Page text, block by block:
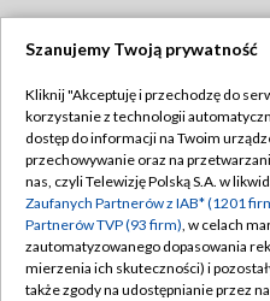
Abonament TVP
Emisja w TVP
Centrum informacji TVP
Naziemna Telewizja
Polityka
Szanujemy Twoją prywatność
Kliknij "Akceptuję i przechodzę do
korzystanie z technologii
dostęp do informacji na Twoim
przechowywanie oraz na
nas, czyli Telewizję Polską S.A. w
Zaufanych Partnerów z IAB* (1201
Partnerów TVP (93 firm), w celach
zautomatyzowanego dopasowania
mierzenia ich skuteczności) i
także zgody na udostępnianie przez